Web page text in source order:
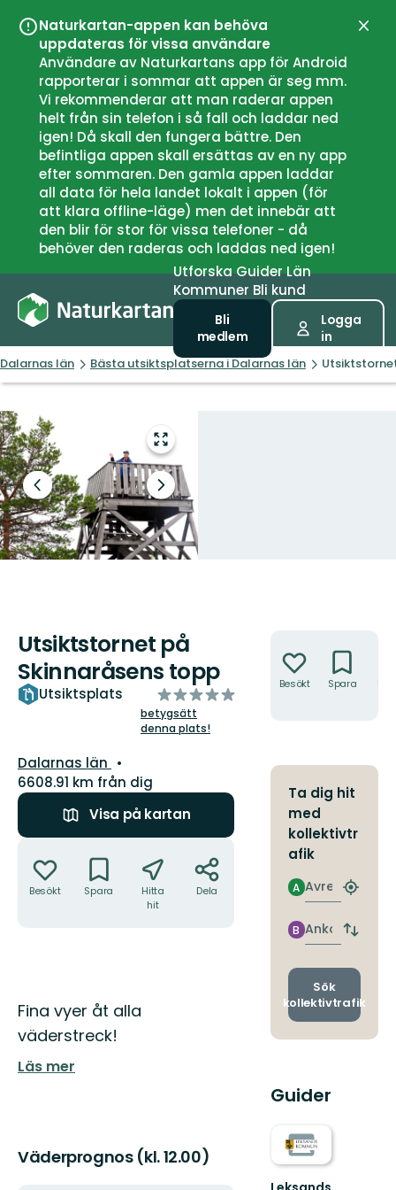
Naturkartan-appen kan behöva
uppdateras för vissa användare
Användare av Naturkartans app för Android
rapporterar i sommar att appen är seg mm.
Vi rekommenderar att man raderar appen
helt från sin telefon i så fall och laddar ned
igen! Då skall den fungera bättre. Den
befintliga appen skall ersättas av en ny app
efter sommaren. Den gamla appen laddar
all data för hela landet lokalt i appen (för
att klara offline-läge) men det innebär att
den blir för stor för vissa telefoner - då
behöver den raderas och laddas ned igen!
UtforskaGuiderLän
Kommuner Bli kund
Bli
medlem
Logga
in
Dalarnas län Bästa utsiktsplatserna i Dalarnas län
Gå
till
helskärmsläge
Föregående
bild
Nästa
bildspel
Utsiktstornet på
Skinnaråsens topp
Utsiktsplats
av
5
stjärnor
betygsätt
denna plats!
Län:
Dalarnas län
6608.91 km från dig
Visa på kartan
Besökt Spara
Hitta
hit
Dela
Beskrivning
Fina vyer åt alla
väderstreck!
Läs mer
Väderprognos (kl. 12.00)
Besökt Spara
Ta dig hit
med
kollektivtr
afik
Avresa
A
Hitta
Ankomst
B
Byt
och
Sök
kollektivtrafik
Guider